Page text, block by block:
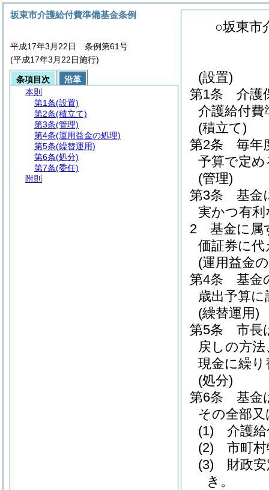
○坂東市
(設置)
第1条
介護
介護給付費
(積立て)
第2条
毎年
予算で定
(管理)
第3条
基金
実かつ有
2
基金に属
価証券に
(運用益金
第4条
基金
歳出予算
(繰替運用)
第5条
市長
戻しの方
現金に繰
(処分)
第6条
基金
その全部
(1)
介護
(2)
市町
(3)
財政
き。
坂東市介護給付費準備基金条例
平成17年3月22日 条例第61号
(平成17年3月22日施行)
条項目次
沿革
本則
第1条(設置)
第2条(積立て)
第3条(管理)
第4条(運用益金の処理)
第5条(繰替運用)
第6条(処分)
第7条(委任)
附則